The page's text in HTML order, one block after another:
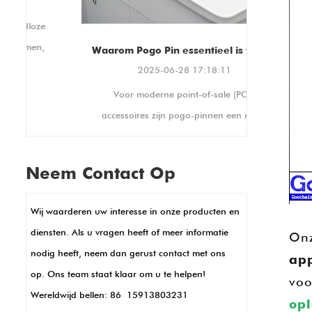
100x100mm and 75x75mm
waardoor compatibiliteit met
gegarandeerd. Het biedt
ook portret- en
weergavebehoeften.
Waarom Pogo Pin essentieel is voor moderne POS -accessoires
2025-06-28 17:18:11
Voor moderne point-of-sale (POS)
accessoires zijn pogo-pinnen een must-
winkelinstellingen waar apparaten constant
voor strakke, compacte POS -ontwerpen,
zoals in handheld -terminals of kaartlezers.
POGO -pinnen maken ook snelle
gegevensoverdracht en opladen mogelijk,
sleutel voor snelle transacties. Bovendien
Neem Contact Op
Wij waarderen uw interesse in onze producten en
diensten. Als u vragen heeft of meer informatie
nodig heeft, neem dan gerust contact met ons
op. Ons team staat klaar om u te helpen!
Wereldwijd bellen: 86 15913803231